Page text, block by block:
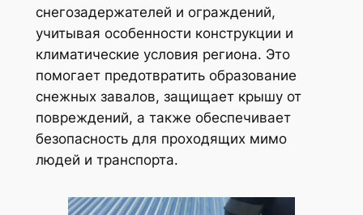
снегозадержателей и ограждений,
учитывая особенности конструкции и
климатические условия региона. Это
помогает предотвратить образование
снежных завалов, защищает крышу от
повреждений, а также обеспечивает
безопасность для проходящих мимо
людей и транспорта.